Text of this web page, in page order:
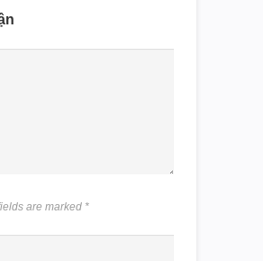
are marked *